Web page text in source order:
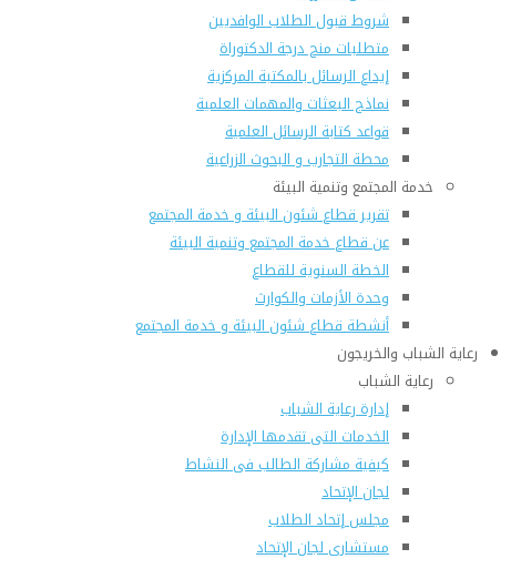
شروط قبول الطلاب الوافديين
متطلبات منح درجة الدكتوراة
إيداع الرسائل بالمكتبة المركزية
نماذج البعثات والمهمات العلمية
قواعد كتابة الرسائل العلمية
محطة التجارب و البحوث الزراعية
خدمة المجتمع وتنمية البيئة
تقرير قطاع شئون البيئة و خدمة المجتمع
عن قطاع خدمة المجتمع وتنمية البيئة
الخطة السنوية للقطاع
وحدة الأزمات والكوارث
أنشطة قطاع شئون البيئة و خدمة المجتمع
رعاية الشباب والخريجون
رعاية الشباب
إدارة رعاية الشباب
الخدمات التى تقدمها الإدارة
كيفية مشاركة الطالب فى النشاط
لجان الإتحاد
مجلس إتحاد الطلاب
مستشارى لجان الإتحاد